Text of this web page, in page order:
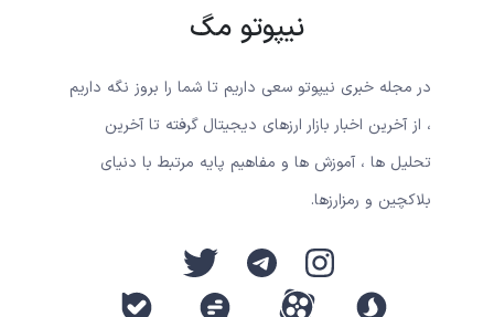
نیپوتو مگ
در مجله خبری نیپوتو سعی داریم تا شما را بروز نگه داریم
، از آخرین اخبار بازار ارزهای دیجیتال گرفته تا آخرین
تحلیل ها ، آموزش ها و مفاهیم پایه مرتبط با دنیای
بلاکچین و رمزارزها.